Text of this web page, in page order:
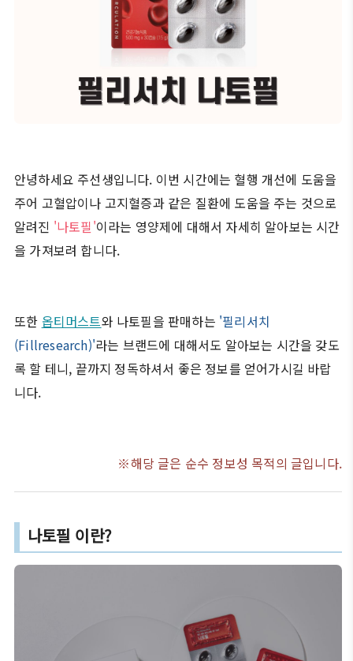
안녕하세요 주선생입니다. 이번 시간에는 혈행 개선에 도움을
주어 고혈압이나 고지혈증과 같은 질환에 도움을 주는 것으로
알려진 '나토필'이라는 영양제에 대해서 자세히 알아보는 시간
을 가져보려 합니다.
또한 옵티머스트와 나토필을 판매하는 '필리서치
(Fillresearch)'라는 브랜드에 대해서도 알아보는 시간을 갖도
록 할 테니, 끝까지 정독하셔서 좋은 정보를 얻어가시길 바랍
니다.
※해당 글은 순수 정보성 목적의 글입니다.
나토필 이란?